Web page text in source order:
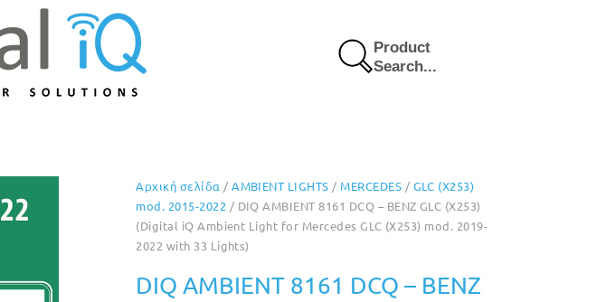
Product
Search...
Αρχική σελίδα /AMBIENT LIGHTS / MERCEDES / GLC (X253)
mod. 2015-2022 / DIQ AMBIENT 8161 DCQ – BENZ GLC (X253)
(Digital iQ Ambient Light for Mercedes GLC (X253) mod. 2019-
2022 with 33 Lights)
DIQ AMBIENT 8161 DCQ – BENZ